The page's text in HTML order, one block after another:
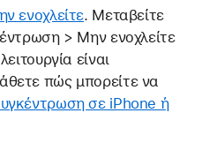
ενοχλείτε. Μεταβείτε
> Μην ενοχλείτε
είναι
πώς μπορείτε να
σε iPhone ή